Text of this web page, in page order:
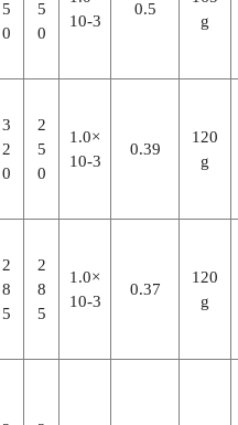
5
0
5
0
10-3
0.5
g
3
2
0
2
5
0
1.0×
10-3
0.39
120
g
2
8
5
2
8
5
1.0×
10-3
0.37
120
g